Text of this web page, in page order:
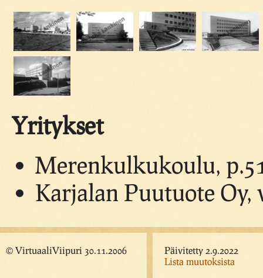
Yritykset
Merenkulkukoulu,
Karjalan Puutuote Oy,
© VirtuaaliViipuri 30.11.2006
Päivitetty 2.9.2022
Lista muutoksista